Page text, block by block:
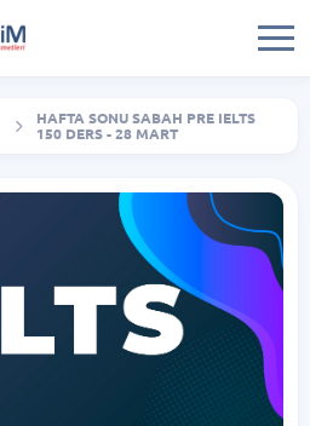
HAFTA SONU SABAH PRE IELTS
150 DERS - 28 MART